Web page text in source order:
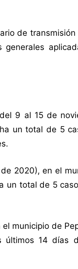
de
9 al 15 de
un total de 5
2020), en el
un total de 5
municipio de
14 días